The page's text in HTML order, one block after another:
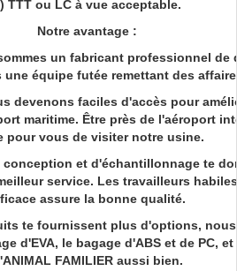
TTT ou LC à vue acceptable.
Notre avantage :
un fabricant professionnel de
une équipe futée remettant des
devenons faciles d'accès pour
maritime. Être près de l'aéroport
pour vous de visiter notre usine.
conception et d'échantillonnage te
service. Les travailleurs
assure la bonne qualité.
te fournissent plus d'options,
d'EVA, le bagage d'ABS et de PC,
FAMILIER aussi bien.